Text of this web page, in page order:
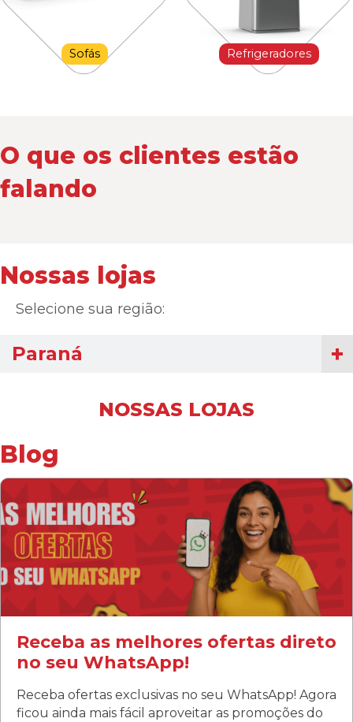
Sofás Refrigeradores
O que os clientes estão
falando
Nossas lojas
Selecione sua região:
Paraná
NOSSAS LOJAS
Blog
Receba as melhores ofertas direto
no seu WhatsApp!
Receba ofertas exclusivas no seu WhatsApp! Agora
ficou ainda mais fácil aproveitar as promoções do